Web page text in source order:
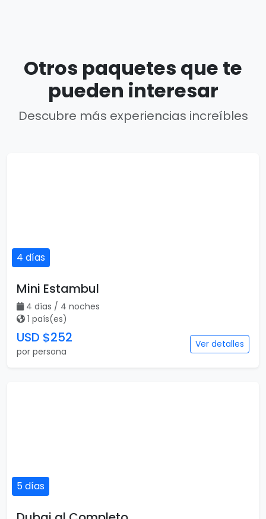
Otros paquetes que te
pueden interesar
Descubre más experiencias increíbles
4 días
Mini Estambul
4 días / 4 noches
1 país(es)
USD $252
por persona
Ver detalles
5 días